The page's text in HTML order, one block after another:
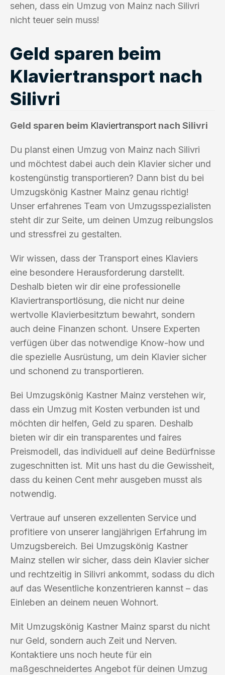
sehen, dass ein Umzug von Mainz nach Silivri
nicht teuer sein muss!
Geld sparen beim
Klaviertransport nach
Silivri
Geld sparen beim Klaviertransport nach Silivri
Du planst einen Umzug von Mainz nach Silivri
und möchtest dabei auch dein Klavier sicher und
kostengünstig transportieren? Dann bist du bei
Umzugskönig Kastner Mainz genau richtig!
Unser erfahrenes Team von Umzugsspezialisten
steht dir zur Seite, um deinen Umzug reibungslos
und stressfrei zu gestalten.
Wir wissen, dass der Transport eines Klaviers
eine besondere Herausforderung darstellt.
Deshalb bieten wir dir eine professionelle
Klaviertransportlösung, die nicht nur deine
wertvolle Klavierbesitztum bewahrt, sondern
auch deine Finanzen schont. Unsere Experten
verfügen über das notwendige Know-how und
die spezielle Ausrüstung, um dein Klavier sicher
und schonend zu transportieren.
Bei Umzugskönig Kastner Mainz verstehen wir,
dass ein Umzug mit Kosten verbunden ist und
möchten dir helfen, Geld zu sparen. Deshalb
bieten wir dir ein transparentes und faires
Preismodell, das individuell auf deine Bedürfnisse
zugeschnitten ist. Mit uns hast du die Gewissheit,
dass du keinen Cent mehr ausgeben musst als
notwendig.
Vertraue auf unseren exzellenten Service und
profitiere von unserer langjährigen Erfahrung im
Umzugsbereich. Bei Umzugskönig Kastner
Mainz stellen wir sicher, dass dein Klavier sicher
und rechtzeitig in Silivri ankommt, sodass du dich
auf das Wesentliche konzentrieren kannst – das
Einleben an deinem neuen Wohnort.
Mit Umzugskönig Kastner Mainz sparst du nicht
nur Geld, sondern auch Zeit und Nerven.
Kontaktiere uns noch heute für ein
maßgeschneidertes Angebot für deinen Umzug